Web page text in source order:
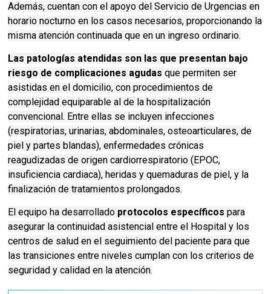
Además, cuentan con el apoyo del Servicio de Urgencias en
horario nocturno en los casos necesarios, proporcionando la
misma atención continuada que en un ingreso ordinario.
Las patologías atendidas son las que presentan bajo
riesgo de complicaciones agudas que permiten ser
asistidas en el domicilio, con procedimientos de
complejidad equiparable al de la hospitalización
convencional. Entre ellas se incluyen infecciones
(respiratorias, urinarias, abdominales, osteoarticulares, de
piel y partes blandas), enfermedades crónicas
reagudizadas de origen cardiorrespiratorio (EPOC,
insuficiencia cardiaca), heridas y quemaduras de piel, y la
finalización de tratamientos prolongados.
El equipo ha desarrollado protocolos específicospara
asegurar la continuidad asistencial entre el Hospital y los
centros de salud en el seguimiento del paciente para que
las transiciones entre niveles cumplan con los criterios de
seguridad y calidad en la atención.